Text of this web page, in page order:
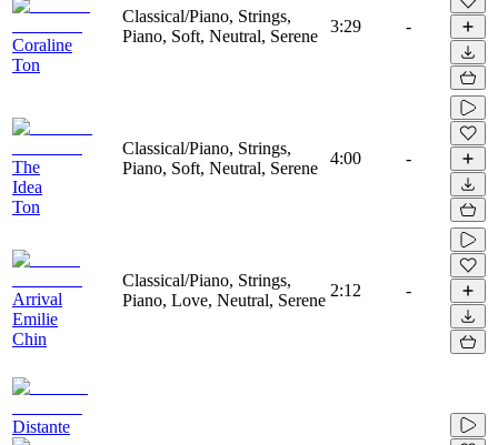
Coraline
Ton
Classical/Piano, Strings,
Piano, Soft, Neutral, Serene
3:29 -
The
Idea
Ton
Classical/Piano, Strings,
Piano, Soft, Neutral, Serene
4:00 -
Arrival
Emilie
Chin
Classical/Piano, Strings,
Piano, Love, Neutral, Serene
2:12 -
Distante